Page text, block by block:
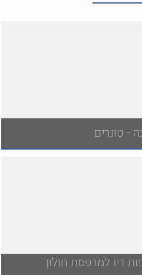
- טונרים
דיו למדפסת חולון